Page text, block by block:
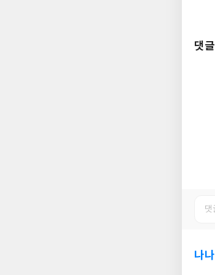
댓글
나나